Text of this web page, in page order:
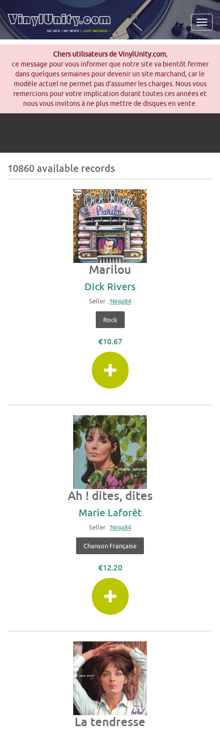
Chers utilisateurs de VinylUnity.com,
ce message pour vous informer que notre site va bientôt fermer
dans quelques semaines pour devenir un site marchand, car le
modèle actuel ne permet pas d’assumer les charges. Nous vous
remercions pour votre implication durant toutes ces années et
nous vous invitons à ne plus mettre de disques en vente.
10860 available records
Marilou
Dick Rivers
Seller : Ninja84
Rock
€10.67
Ah ! dites, dites
Marie Laforêt
Seller : Ninja84
Chanson Française
€12.20
La tendresse